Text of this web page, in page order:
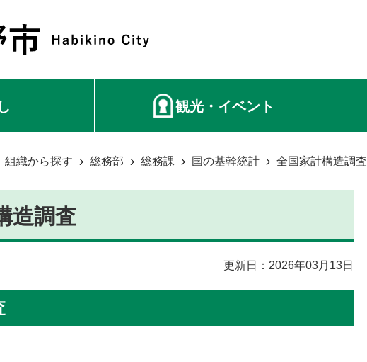
観光・イベント
組織から探す 総務部 総務課 国の基幹統計 全国家計構造調査
造調査
更新日：2026年03月13日